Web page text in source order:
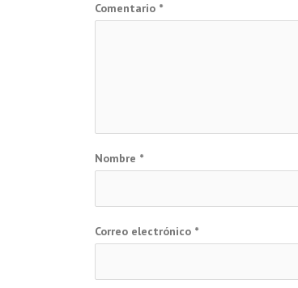
Comentario *
Nombre *
Correo electrónico *